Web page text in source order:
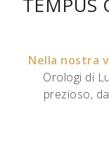
TEMPUS
Nella nostra
Orologi di
prezioso,